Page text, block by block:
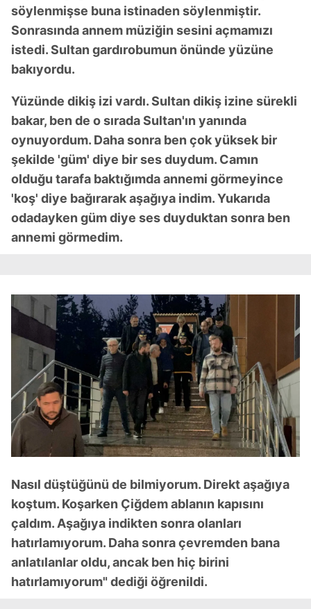
söylenmişse buna istinaden söylenmiştir.
Sonrasında annem müziğin sesini açmamızı
istedi. Sultan gardırobumun önünde yüzüne
bakıyordu.
Yüzünde dikiş izi vardı. Sultan dikiş izine sürekli
bakar, ben de o sırada Sultan'ın yanında
oynuyordum. Daha sonra ben çok yüksek bir
şekilde 'güm' diye bir ses duydum. Camın
olduğu tarafa baktığımda annemi görmeyince
'koş' diye bağırarak aşağıya indim. Yukarıda
odadayken güm diye ses duyduktan sonra ben
annemi görmedim.
Nasıl düştüğünü de bilmiyorum. Direkt aşağıya
koştum. Koşarken Çiğdem ablanın kapısını
çaldım. Aşağıya indikten sonra olanları
hatırlamıyorum. Daha sonra çevremden bana
anlatılanlar oldu, ancak ben hiç birini
hatırlamıyorum" dediği öğrenildi.